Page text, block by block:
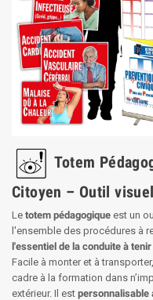
Totem
Citoyen – Outil
Le totem pédagogique est un
l'ensemble des procédures à
l'essentiel de la conduite à tenir
Facile à monter et à
cadre à la formation dans
extérieur. Il est personnalisable